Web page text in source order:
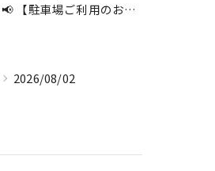
📢 【駐車場ご利用のお願い】 🚗
2026/08/02